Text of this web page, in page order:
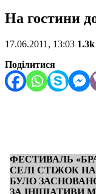
На гостини
17.06.2011, 13:03 1.3k
Поділитися
ФЕСТИВАЛЬ
СЕЛІ СТІЖОК
БУЛО